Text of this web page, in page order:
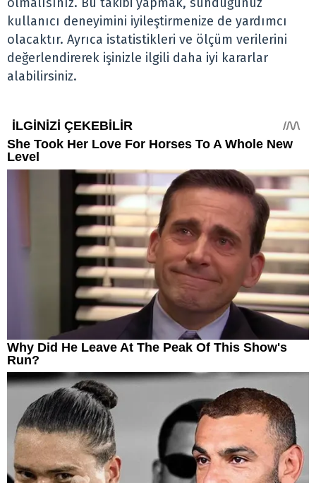
kullanıcı deneyimini iyileştirmenize de yardımcı
olacaktır. Ayrıca istatistikleri ve ölçüm verilerini
değerlendirerek işinizle ilgili daha iyi kararlar
alabilirsiniz.